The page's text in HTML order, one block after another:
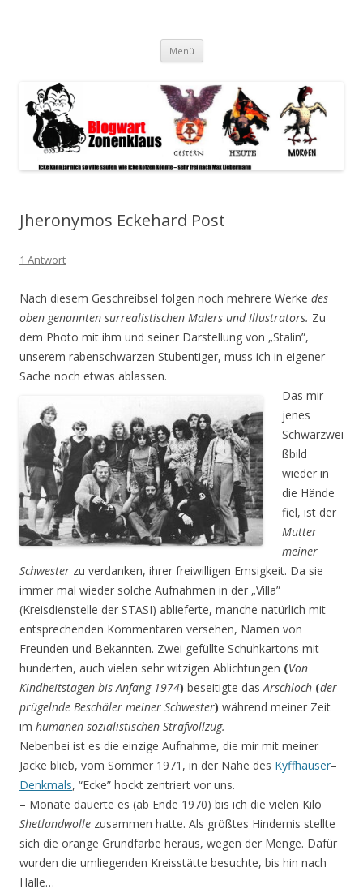
spiegeln im wesentlichen den Gesundheitszustand dieser unserer
Menü Zum
springen
Jheronymos Eckehard Post
1 Antwort
Nach diesem Geschreibsel folgen noch mehrere Werke des
oben genannten surrealistischen Malers und Illustrators. Zu
dem Photo mit ihm und seiner Darstellung von „Stalin”,
unserem rabenschwarzen Stubentiger, muss ich in eigener
Sache noch etwas ablassen.
Das mir
jenes
Schwarzwei
ßbild
wieder in
die Hände
fiel, ist der
Mutter
meiner
Schwester zu verdanken, ihrer freiwilligen Emsigkeit. Da sie
immer mal wieder solche Aufnahmen in der „Villa”
(Kreisdienstelle der STASI) ablieferte, manche natürlich mit
entsprechenden Kommentaren versehen, Namen von
Freunden und Bekannten. Zwei gefüllte Schuhkartons mit
hunderten, auch vielen sehr witzigen Ablichtungen (Von
Kindheitstagen bis Anfang 1974) beseitigte das Arschloch (der
prügelnde Beschäler meiner Schwester) während meiner Zeit
im humanen sozialistischen Strafvollzug.
Nebenbei ist es die einzige Aufnahme, die mir mit meiner
Jacke blieb, vom Sommer 1971, in der Nähe des Kyffhäuser–
Denkmals, “Ecke” hockt zentriert vor uns.
– Monate dauerte es (ab Ende 1970) bis ich die vielen Kilo
Shetlandwolle zusammen hatte. Als größtes Hindernis stellte
sich die orange Grundfarbe heraus, wegen der Menge. Dafür
wurden die umliegenden Kreisstätte besuchte, bis hin nach
Halle…